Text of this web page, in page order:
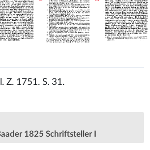
Z. 1751. S. 31.
1825 Schriftsteller I